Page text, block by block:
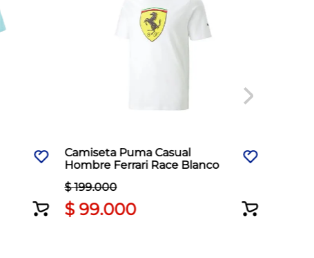
Camiseta Puma Casual
Hombre Ferrari Race Blanco
$ 199.000
$ 99.000